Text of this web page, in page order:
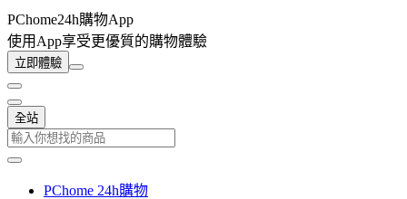
PChome24h購物App
使用App享受更優質的購物體驗
立即體驗
全站
PChome 24h購物